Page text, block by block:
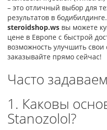
– это отличный выбор для
результатов в
steroidshop.ws вы можете
цене в Европе с быстрой
возможность улучшить
заказывайте прямо сейчас!
Часто
1. Каковы
Stanozolol?